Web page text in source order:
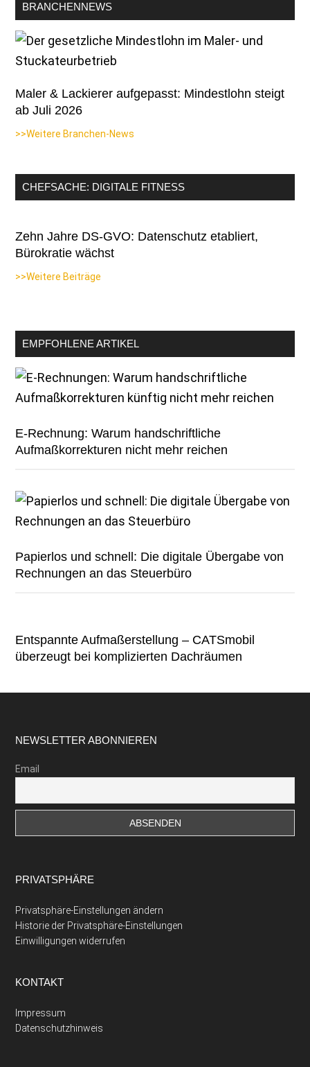
BRANCHENNEWS
Maler & Lackierer aufgepasst: Mindestlohn steigt
ab Juli 2026
>>Weitere Branchen-News
CHEFSACHE: DIGITALE FITNESS
Zehn Jahre DS-GVO: Datenschutz etabliert,
Bürokratie wächst
>>Weitere Beiträge
EMPFOHLENE ARTIKEL
E-Rechnung: Warum handschriftliche
Aufmaßkorrekturen nicht mehr reichen
Papierlos und schnell: Die digitale Übergabe von
Rechnungen an das Steuerbüro
Entspannte Aufmaßerstellung – CATSmobil
überzeugt bei komplizierten Dachräumen
Footer
NEWSLETTER ABONNIEREN
Email
PRIVATSPHÄRE
Privatsphäre-Einstellungen ändern
Historie der Privatsphäre-Einstellungen
Einwilligungen widerrufen
KONTAKT
Impressum
Datenschutzhinweis